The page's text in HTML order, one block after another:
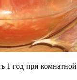
1 год при комнатной